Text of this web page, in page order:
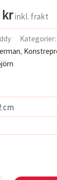
kr
95 kr
till
inkl. frakt
Kategorier:
,